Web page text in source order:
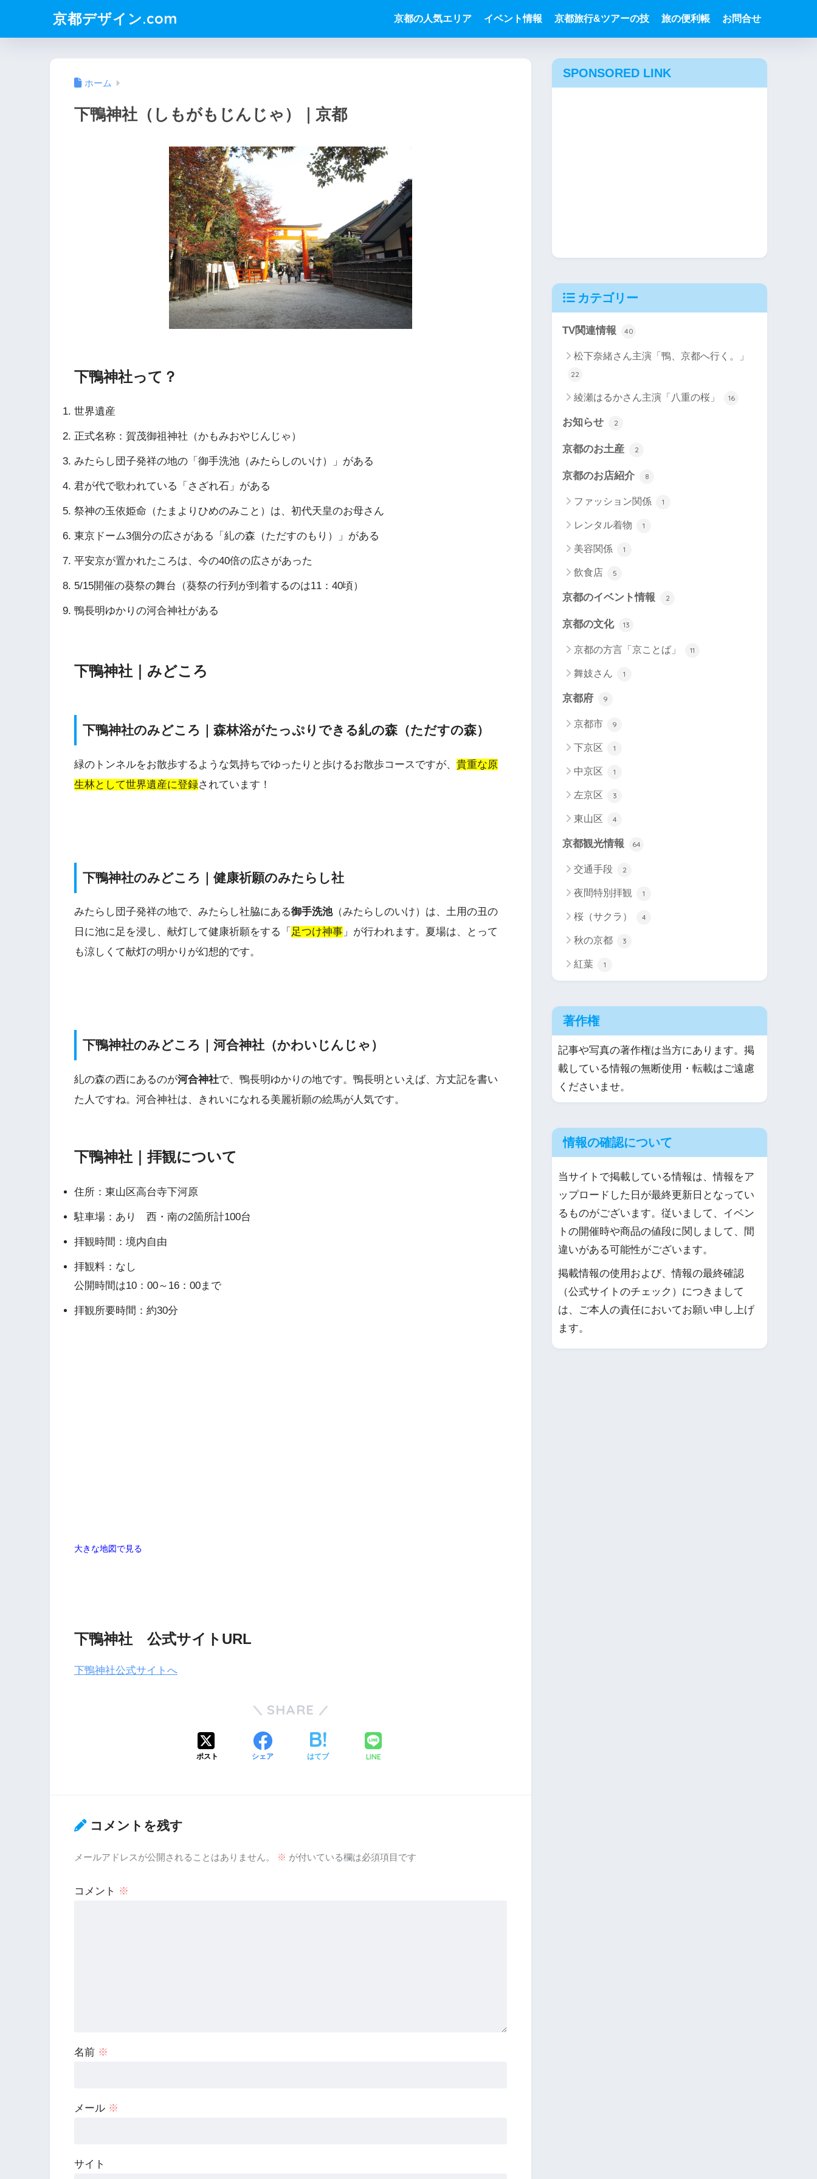
京都デザイン.com 京都の人気エリア イベント情報 京都旅行&ツアーの技 旅の便利帳 お問合せ
ホーム
下鴨神社（しもがもじんじゃ）｜京都
下鴨神社って？
世界遺産
正式名称：賀茂御祖神社（かもみおやじんじゃ）
みたらし団子発祥の地の「御手洗池（みたらしのいけ）」がある
君が代で歌われている「さざれ石」がある
祭神の玉依姫命（たまよりひめのみこと）は、初代天皇のお母さん
東京ドーム3個分の広さがある「糺の森（ただすのもり）」がある
平安京が置かれたころは、今の40倍の広さがあった
5/15開催の葵祭の舞台（葵祭の行列が到着するのは11：40頃）
鴨長明ゆかりの河合神社がある
下鴨神社｜みどころ
下鴨神社のみどころ｜森林浴がたっぷりできる糺の森（ただすの森）
緑のトンネルをお散歩するような気持ちでゆったりと歩けるお散歩コースですが、 貴重な原
生林として世界遺産に登録されています！
下鴨神社のみどころ｜健康祈願のみたらし社
みたらし団子発祥の地で、みたらし社脇にある御手洗池（みたらしのいけ）は、土用の丑の
日に池に足を浸し、献灯して健康祈願をする「 足つけ神事 」が行われます。夏場は、とって
も涼しくて献灯の明かりが幻想的です。
下鴨神社のみどころ｜河合神社（かわいじんじゃ）
糺の森の西にあるのが河合神社で、鴨長明ゆかりの地です。鴨長明といえば、方丈記を書い
た人ですね。河合神社は、きれいになれる美麗祈願の絵馬が人気です。
下鴨神社｜拝観について
住所：東山区高台寺下河原
駐車場：あり 西・南の2箇所計100台
拝観時間：境内自由
拝観料：なし
公開時間は10：00～16：00まで
拝観所要時間：約30分
大きな地図で見る
下鴨神社 公式サイトURL
下鴨神社公式サイトへ
SHARE
ポスト シェア はてブ LINE
コメントを残す
メールアドレスが公開されることはありません。 ※ が付いている欄は必須項目です
コメント ※
名前 ※
メール ※
サイト
SPONSORED LINK
カテゴリー
TV関連情報 40
松下奈緒さん主演「鴨、京都へ行く。」
22
綾瀬はるかさん主演「八重の桜」 16
お知らせ 2
京都のお土産 2
京都のお店紹介 8
ファッション関係 1
レンタル着物 1
美容関係 1
飲食店 5
京都のイベント情報 2
京都の文化 13
京都の方言「京ことば」 11
舞妓さん 1
京都府 9
京都市 9
下京区 1
中京区 1
左京区 3
東山区 4
京都観光情報 64
交通手段 2
夜間特別拝観 1
桜（サクラ） 4
秋の京都 3
紅葉 1
著作権
記事や写真の著作権は当方にあります。掲
載している情報の無断使用・転載はご遠慮
くださいませ。
情報の確認について
当サイトで掲載している情報は、情報をア
ップロードした日が最終更新日となってい
るものがございます。従いまして、イベン
トの開催時や商品の値段に関しまして、間
違いがある可能性がございます。
掲載情報の使用および、情報の最終確認
（公式サイトのチェック）につきまして
は、ご本人の責任においてお願い申し上げ
ます。